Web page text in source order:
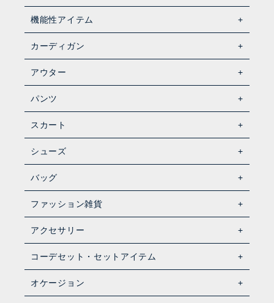
機能性アイテム
カーディガン
アウター
パンツ
スカート
シューズ
バッグ
ファッション雑貨
アクセサリー
コーデセット・セットアイテム
オケージョン